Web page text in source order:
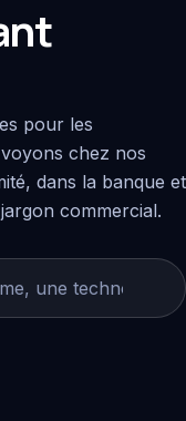
pour les
chez nos
dans la banque et
commercial.